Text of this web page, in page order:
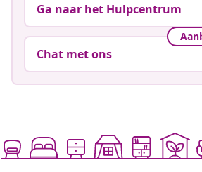
Ga naar het Hulpcentrum
Chat met ons